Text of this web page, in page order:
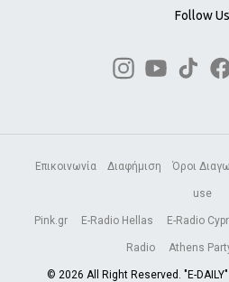
Follow Us
Επικοινωνία Διαφήμιση Όροι
use
Pink.gr E-Radio Hellas E-Radio
Radio Athens
© 2026 All Right Reserved. "E-